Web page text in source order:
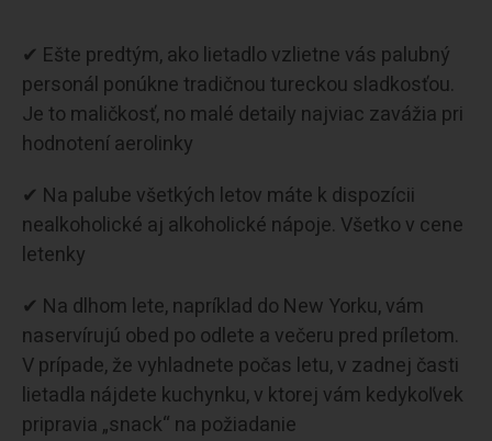
✔ Ešte predtým, ako lietadlo vzlietne vás palubný
personál ponúkne tradičnou tureckou sladkosťou.
Je to maličkosť, no malé detaily najviac zavážia pri
hodnotení aerolinky
✔ Na palube všetkých letov máte k dispozícii
nealkoholické aj alkoholické nápoje. Všetko v cene
letenky
✔ Na dlhom lete, napríklad do New Yorku, vám
naservírujú obed po odlete a večeru pred príletom.
V prípade, že vyhladnete počas letu, v zadnej časti
lietadla nájdete kuchynku, v ktorej vám kedykoľvek
pripravia „snack“ na požiadanie